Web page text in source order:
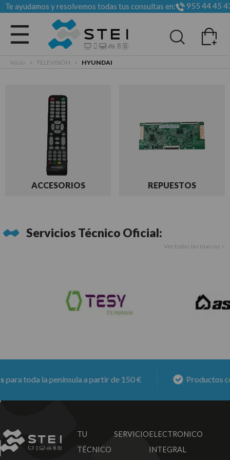
Te ayudamos y resolvemos todas tus consultas en: 955 44 45
Todas las categorias
Inicio > TELEVISIÓN > HYUNDAI
ACCESORIOS REPUESTOS
Servicios Técnico Oficial:
Ver todas las marcas >
toda la península a partir de 150 € Productos con
TU SERVICIO
TÉCNICO
ELECTRONICO
INTEGRAL